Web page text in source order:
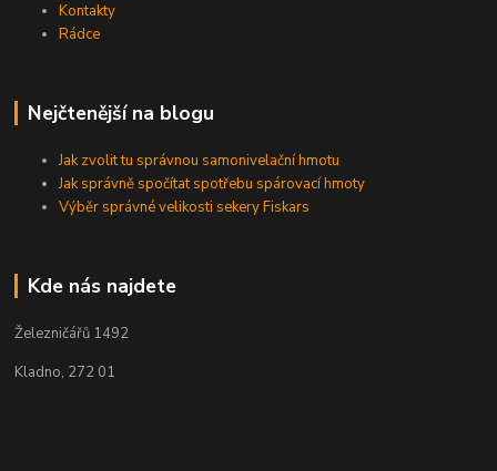
Kontakty
Rádce
Nejčtenější na blogu
Jak zvolit tu správnou samonivelační hmotu
Jak správně spočítat spotřebu spárovací hmoty
Výběr správné velikosti sekery Fiskars
Kde nás najdete
Železničářů 1492
Kladno, 272 01